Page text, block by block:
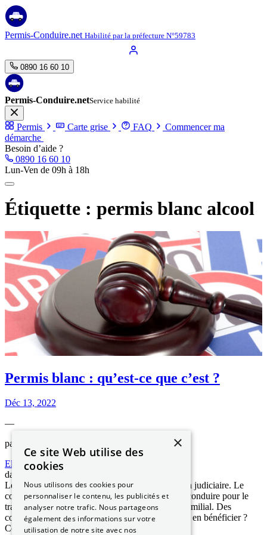
Aller
au
contenu
Permis-Conduire.net Habilité par la préfecture N°59783
0890 16 60 10
Permis-Conduire.netService habilité
Permis Carte grise FAQ
Commencer ma
démarche
Besoin d’aide ?
0890 16 60 10
Lun-Ven de 09h à 18h
Étiquette : permis blanc alcool
Permis blanc : qu’est-ce que c’est ?
Déc 13, 2022
—
par
Elizabeth NGUYEN
dans
Le permis blanc permet d’aménager la suspension judiciaire. Le
conducteur concerné conserve ainsi son droit de conduire pour le
travail ou pour un autre motif grave médical ou familial. Des
conditions sont à réunir pour en profiter. Qui peut en bénéficier ?
Comment l’obtenir ?
×
Ce site Web utilise des
cookies
Nous utilisons des cookies pour
personnaliser le contenu, les publicités et
analyser notre trafic. Nous partageons
également des informations sur votre
utilisation de notre site avec nos